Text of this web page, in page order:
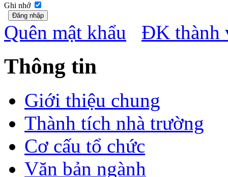
Ghi nhớ
Quên mật khẩu ĐK thành
Thông tin
Giới thiệu chung
Thành tích nhà trường
Cơ cấu tổ chức
Văn bản ngành